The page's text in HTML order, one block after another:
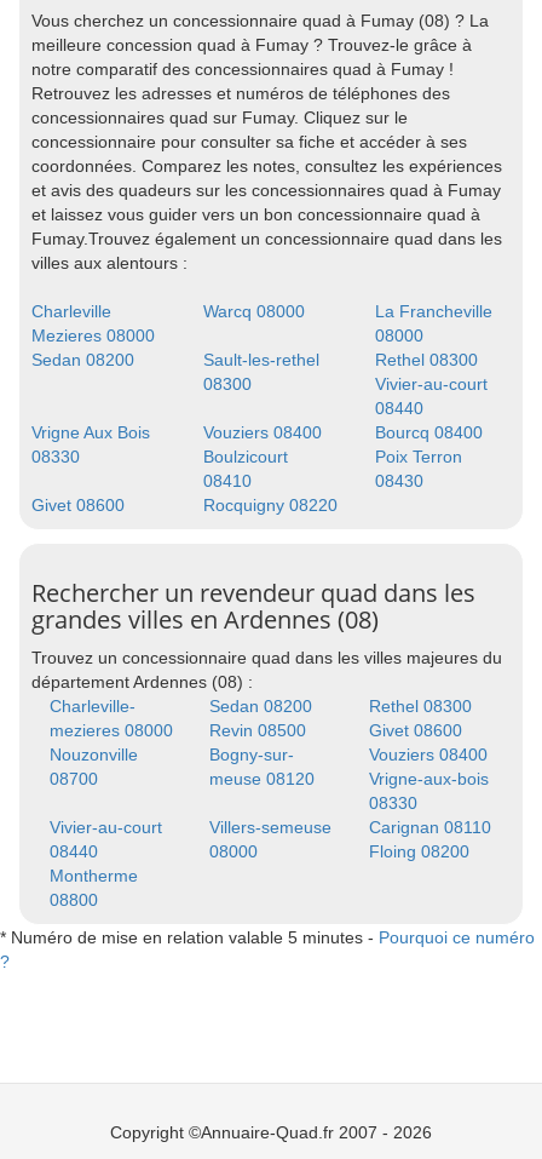
Vous cherchez un concessionnaire quad à Fumay (08) ? La
meilleure concession quad à Fumay ? Trouvez-le grâce à
notre comparatif des concessionnaires quad à Fumay !
Retrouvez les adresses et numéros de téléphones des
concessionnaires quad sur Fumay. Cliquez sur le
concessionnaire pour consulter sa fiche et accéder à ses
coordonnées. Comparez les notes, consultez les expériences
et avis des quadeurs sur les concessionnaires quad à Fumay
et laissez vous guider vers un bon concessionnaire quad à
Fumay.Trouvez également un concessionnaire quad dans les
villes aux alentours :
Charleville
Mezieres 08000
Warcq 08000
La Francheville
08000
Sedan 08200
Sault-les-rethel
08300
Rethel 08300
Vivier-au-court
08440
Vrigne Aux Bois
08330
Vouziers 08400
Bourcq 08400
Boulzicourt
08410
Poix Terron
08430
Givet 08600
Rocquigny 08220
Rechercher un revendeur quad dans les
grandes villes en Ardennes (08)
Trouvez un concessionnaire quad dans les villes majeures du
département Ardennes (08) :
Charleville-
mezieres 08000
Sedan 08200
Rethel 08300
Revin 08500
Givet 08600
Nouzonville
08700
Bogny-sur-
meuse 08120
Vouziers 08400
Vrigne-aux-bois
08330
Vivier-au-court
08440
Villers-semeuse
08000
Carignan 08110
Floing 08200
Montherme
08800
* Numéro de mise en relation valable 5 minutes - Pourquoi ce numéro
?
Copyright ©Annuaire-Quad.fr 2007 - 2026